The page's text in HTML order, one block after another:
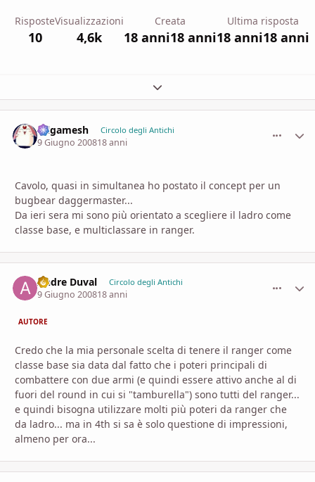
Risposte
10
Visualizzazioni
4,6k
Creata
18 anni18 anni
Ultima risposta
18 anni18 anni
Espandi panoramica del topic
Gilgamesh Circolo degli Antichi
9 Giugno 200818 anni
Cavolo, quasi in simultanea ho postato il concept per un
bugbear daggermaster...
Da ieri sera mi sono più orientato a scegliere il ladro come
classe base, e multiclassare in ranger.
Andre Duval Circolo degli Antichi
9 Giugno 200818 anni
AUTORE
Credo che la mia personale scelta di tenere il ranger come
classe base sia data dal fatto che i poteri principali di
combattere con due armi (e quindi essere attivo anche al di
fuori del round in cui si "tamburella") sono tutti del ranger...
e quindi bisogna utilizzare molti più poteri da ranger che
da ladro... ma in 4th si sa è solo questione di impressioni,
almeno per ora...